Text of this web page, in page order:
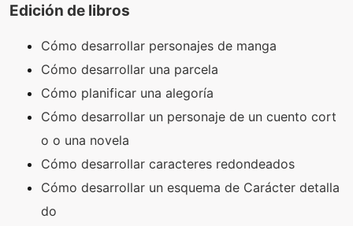
Edición de libros
Cómo desarrollar personajes de manga
Cómo desarrollar una parcela
Cómo planificar una alegoría
Cómo desarrollar un personaje de un cuento cort
o o una novela
Cómo desarrollar caracteres redondeados
Cómo desarrollar un esquema de Carácter detalla
do